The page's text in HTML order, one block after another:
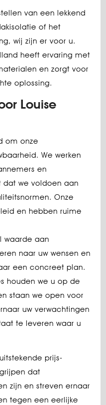
van een lekkend
of het
wij zijn er voor u.
heeft ervaring met
en zorgt voor
oplossing.
Louise
om onze
We werken
en
dat we voldoen aan
Onze
en hebben ruime
waarde aan
naar uw wensen en
een concreet plan.
houden we u op de
staan we open voor
uw verwachtingen
te leveren waar u
prijs-
dat
zijn en streven ernaar
tegen een eerlijke